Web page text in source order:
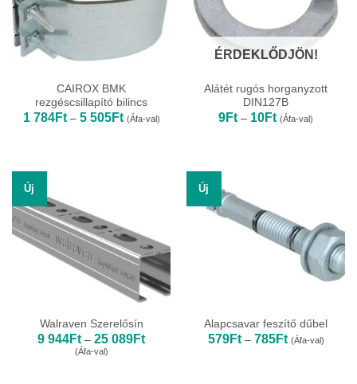
CAIROX BMK
rezgéscsillapító bilincs
1 784Ft – 5 505FtÁrtartomány:
1
(Áfa-val)
ÉRDEKLŐDJÖN!
Alátét rugós horganyzott
DIN127B
9Ft – 10FtÁrtartomány:
9Ft
(Áfa-val)
Új
Walraven Szerelősín
9 944Ft – 25 089FtÁrtartomány:
(Áfa-val)
Új
Alapcsavar feszítő dűbel
579Ft – 785FtÁrtartomány:
579Ft
(Áfa-val)